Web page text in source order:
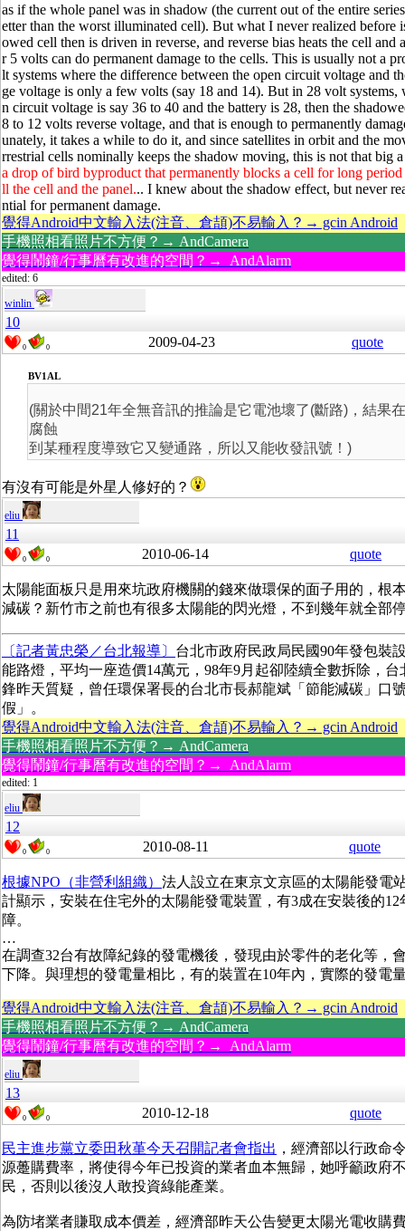
as if the whole panel was in shadow (the current out of the entire
etter than the worst illuminated cell). But what I never realized before
owed cell then is driven in reverse, and reverse bias heats the cell and
r 5 volts can do permanent damage to the cells. This is usually not a
lt systems where the difference between the open circuit voltage and
ge voltage is only a few volts (say 18 and 14). But in 28 volt systems,
n circuit voltage is say 36 to 40 and the battery is 28, then the
8 to 12 volts reverse voltage, and that is enough to permanently
unately, it takes a while to do it, and since satellites in orbit and the
rrestrial cells nominally keeps the shadow moving, this is not that big
a drop of bird byproduct that permanently blocks a cell for long
ll the cell and the panel... I knew about the shadow effect, but never
ntial for permanent damage.
覺得Android中文輸入法(注音、倉頡)不易輸入？→ gcin Android
手機照相看照片不方便？→ AndCamera
覺得鬧鐘/行事曆有改進的空間？→ AndAlarm
edited: 6
winlin
10
0 0 2009-04-23 quote
BV1AL
(關於中間21年全無音訊的推論是它電池壞了(斷路)，結果
腐蝕
到某種程度導致它又變通路，所以又能收發訊號！)
有沒有可能是外星人修好的？
eliu
11
0 0 2010-06-14 quote
太陽能面板只是用來坑政府機關的錢來做環保的面子用的，根
減碳？新竹市之前也有很多太陽能的閃光燈，不到幾年就全部
〔記者黃忠榮／台北報導〕 台北市政府民政局民國90年發包裝
能路燈，平均一座造價14萬元，98年9月起卻陸續全數拆除，台
鋒昨天質疑，曾任環保署長的台北市長郝龍斌「節能減碳」口
假」。
覺得Android中文輸入法(注音、倉頡)不易輸入？→ gcin Android
手機照相看照片不方便？→ AndCamera
覺得鬧鐘/行事曆有改進的空間？→ AndAlarm
edited: 1
eliu
12
0 0 2010-08-11 quote
根據NPO（非營利組織） 法人設立在東京文京區的太陽能發電
計顯示，安裝在住宅外的太陽能發電裝置，有3成在安裝後的12
障。
…
在調查32台有故障紀錄的發電機後，發現由於零件的老化等，
下降。與理想的發電量相比，有的裝置在10年內，實際的發電
覺得Android中文輸入法(注音、倉頡)不易輸入？→ gcin Android
手機照相看照片不方便？→ AndCamera
覺得鬧鐘/行事曆有改進的空間？→ AndAlarm
eliu
13
0 0 2010-12-18 quote
民主進步黨立委田秋堇今天召開記者會指出 ，經濟部以行政命
源躉購費率，將使得今年已投資的業者血本無歸，她呼籲政府
民，否則以後沒人敢投資綠能產業。
為防堵業者賺取成本價差，經濟部昨天公告變更太陽光電收購